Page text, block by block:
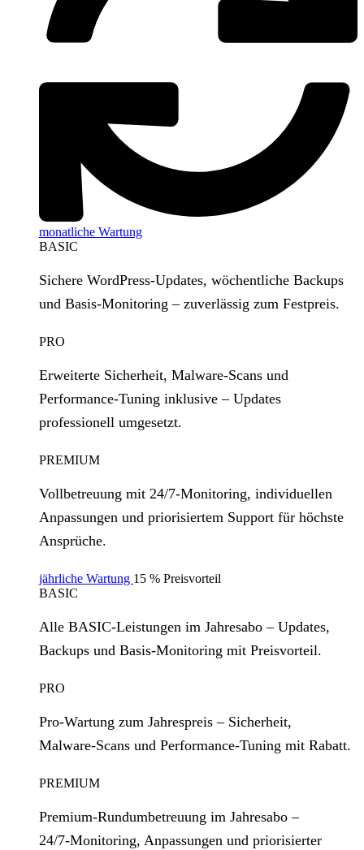
monatliche Wartung
BASIC
Sichere WordPress‑Updates, wöchentliche Backups
und Basis‑Monitoring – zuverlässig zum Festpreis.
PRO
Erweiterte Sicherheit, Malware‑Scans und
Performance‑Tuning inklusive – Updates
professionell umgesetzt.
PREMIUM
Vollbetreuung mit 24/7‑Monitoring, individuellen
Anpassungen und priorisiertem Support für höchste
Ansprüche.
jährliche Wartung 15 % Preisvorteil
BASIC
Alle BASIC‑Leistungen im Jahresabo – Updates,
Backups und Basis‑Monitoring mit Preisvorteil.
PRO
Pro‑Wartung zum Jahrespreis – Sicherheit,
Malware‑Scans und Performance‑Tuning mit Rabatt.
PREMIUM
Premium‑Rundumbetreuung im Jahresabo –
24/7‑Monitoring, Anpassungen und priorisierter